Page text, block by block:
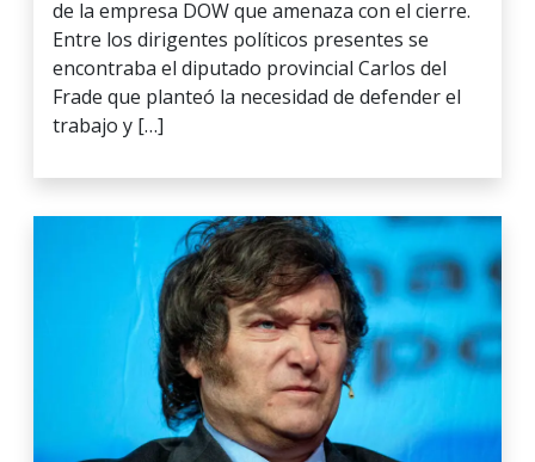
de la empresa DOW que amenaza con el cierre.
Entre los dirigentes políticos presentes se
encontraba el diputado provincial Carlos del
Frade que planteó la necesidad de defender el
trabajo y […]